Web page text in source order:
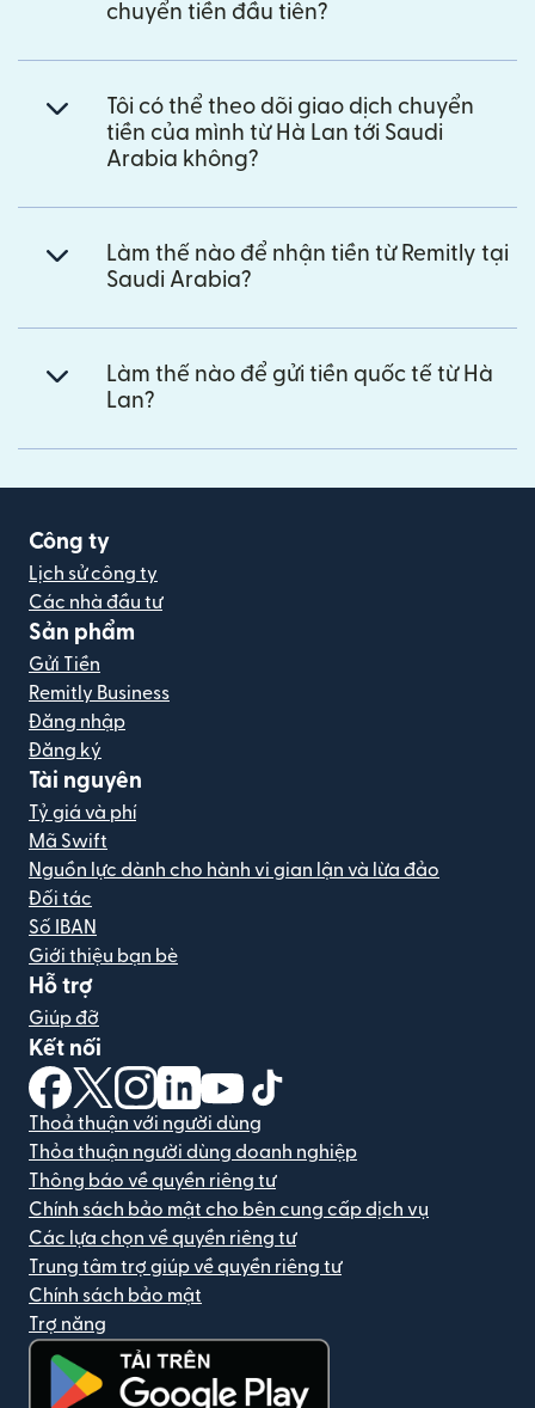
chuyển tiền đầu tiên?
Tôi có thể theo dõi giao dịch chuyển
tiền của mình từ Hà Lan tới Saudi
Arabia không?
Làm thế nào để nhận tiền từ Remitly tại
Saudi Arabia?
Làm thế nào để gửi tiền quốc tế từ Hà
Lan?
Công ty
Lịch sử công ty
Các nhà đầu tư
Sản phẩm
Gửi Tiền
Remitly Business
Đăng nhập
Đăng ký
Tài nguyên
Tỷ giá và phí
Mã Swift
Nguồn lực dành cho hành vi gian lận và lừa đảo
Đối tác
Số IBAN
Giới thiệu bạn bè
Hỗ trợ
Giúp đỡ
Kết nối
(mở trong cửa sổ mới)
(mở trong cửa sổ mới)
(mở trong cửa sổ mới)
(mở trong cửa sổ mới)
(mở trong cửa sổ mới)
Thoả thuận với người dùng
Thỏa thuận người dùng doanh nghiệp
Thông báo về quyền riêng tư
Chính sách bảo mật cho bên cung cấp dịch vụ
Các lựa chọn về quyền riêng tư
Trung tâm trợ giúp về quyền riêng tư
Chính sách bảo mật
Trợ năng